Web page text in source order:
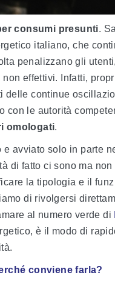
consumi presunti.
italiano, che
penalizzano gli
non effettivi. Infatti,
delle continue
con le autorità
omologati.
avviato solo in parte
di fatto ci sono ma non
la tipologia e il
di rivolgersi
al numero verde di
è il modo di
conviene farla?